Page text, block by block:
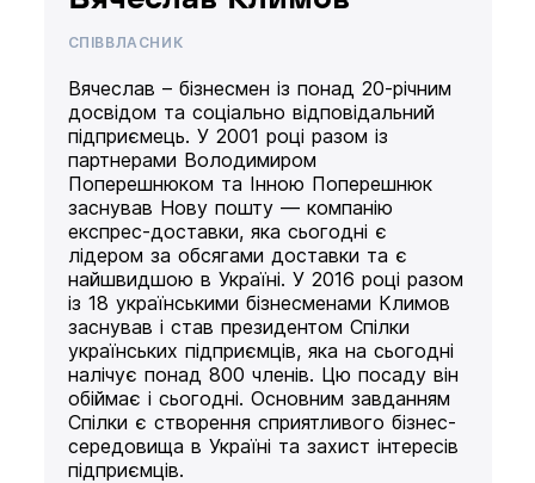
СПІВВЛАСНИК
Вячеслав – бізнесмен із понад 20-річним
досвідом та соціально відповідальний
підприємець. У 2001 році разом із
партнерами Володимиром
Поперешнюком та Інною Поперешнюк
заснував Нову пошту — компанію
експрес-доставки, яка сьогодні є
лідером за обсягами доставки та є
найшвидшою в Україні. У 2016 році разом
із 18 українськими бізнесменами Климов
заснував і став президентом Спілки
українських підприємців, яка на сьогодні
налічує понад 800 членів. Цю посаду він
обіймає і сьогодні. Основним завданням
Спілки є створення сприятливого бізнес-
середовища в Україні та захист інтересів
підприємців.